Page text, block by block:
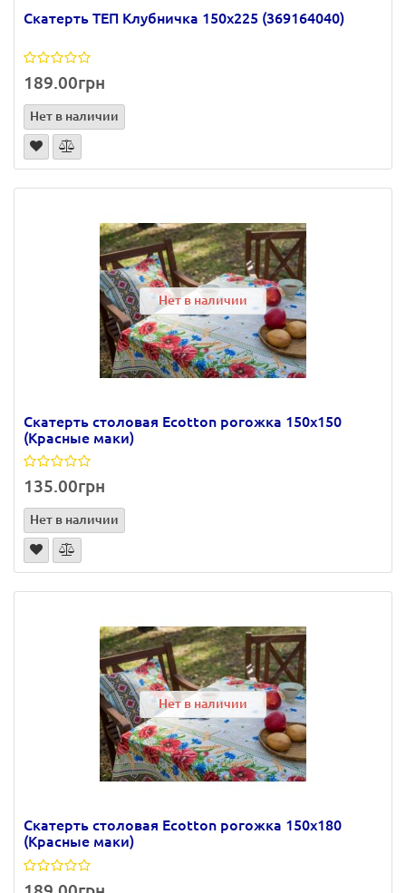
Скатерть ТЕП Клубничка 150х225 (369164040)
189.00грн
Нет в наличии
Нет в наличии
Скатерть столовая Ecotton рогожка 150х150
(Красные маки)
135.00грн
Нет в наличии
Нет в наличии
Скатерть столовая Ecotton рогожка 150х180
(Красные маки)